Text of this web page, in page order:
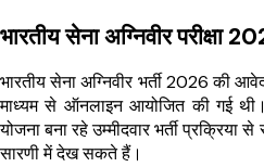
भारतीय सेना अग्निवीर परीक्षा
भारतीय सेना अग्निवीर भर्ती 2026 की
माध्यम से ऑनलाइन आयोजित की गई थी।
योजना बना रहे उम्मीदवार भर्ती प्रक्रिया
सारणी में देख सकते हैं।